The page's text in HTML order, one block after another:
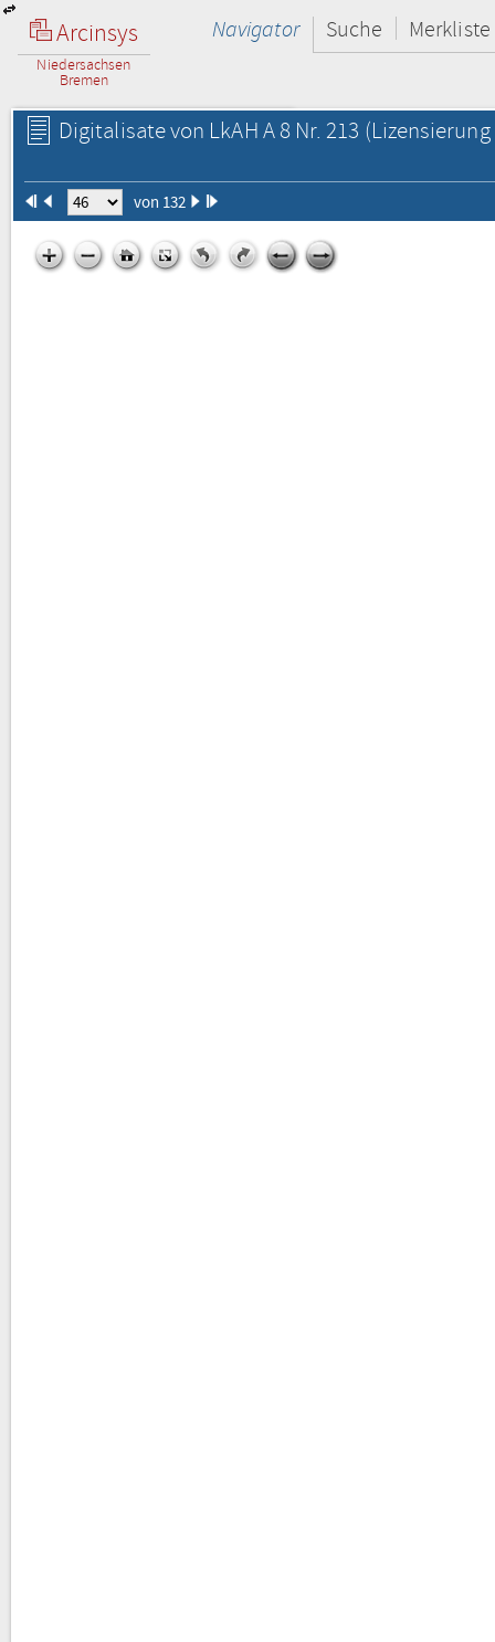
Arcinsys
Niedersachsen
Bremen
Navigator Suche Merkliste
Digitalisate von LkAH A 8 Nr. 213
von 132